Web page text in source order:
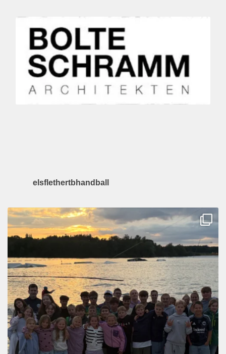
elsflethertbhandball